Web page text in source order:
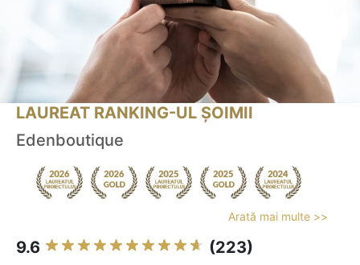
LAUREAT RANKING-UL ȘOIMII
Edenboutique
Arată mai multe >>
9.6 (223)